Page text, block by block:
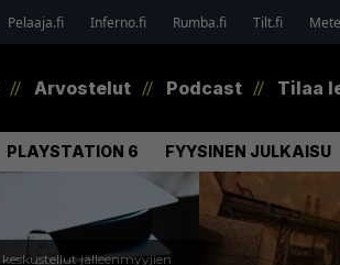
Pelaaja.fi Inferno.fi Rumba.fi Tilt.fi
Arvostelut Podcast Tilaa
PLAYSTATION 6 FYYSINEN JULKAISU
keskustellut jälleenmyyjien